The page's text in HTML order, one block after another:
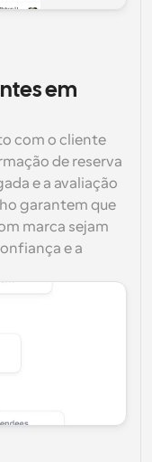
em
com o cliente
de reserva
e a avaliação
garantem que
marca sejam
e a